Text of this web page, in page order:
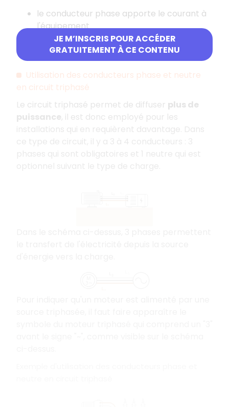
JE M’INSCRIS POUR ACCÉDER
GRATUITEMENT À CE CONTENU
le conducteur phase apporte le courant à
l'équipement
le conducteur neutre permet au courant
de faire le chemin retour.
Utilisation des conducteurs phase et neutre
en circuit triphasé
Le circuit triphasé permet de diffuser plus de
puissance, il est donc employé pour les